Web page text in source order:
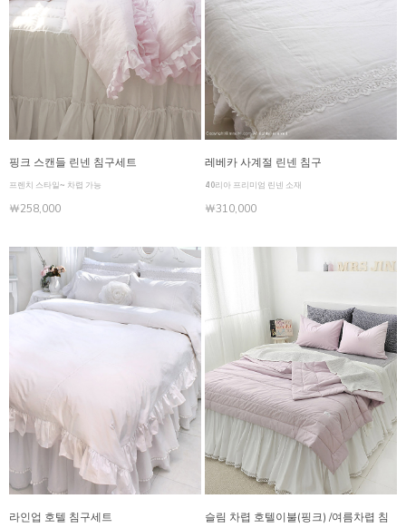
핑크 스캔들 린넨 침구세트
프렌치 스타일~ 차렵 가능
￦258,000
레베카 사계절 린넨 침구
40리아 프리미엄 린넨 소재
￦310,000
라인업 호텔 침구세트
슬림 차렵 호텔이불(핑크) /여름차렵 침